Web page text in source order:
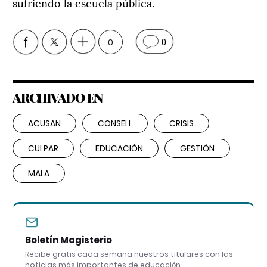
0 0
ARCHIVADO EN
ACUSAN CONSELL CRISIS
CULPAR EDUCACIÓN GESTIÓN
MALA
Boletín Magisterio
Recibe gratis cada semana nuestros titulares con las
noticias más importantes de educación